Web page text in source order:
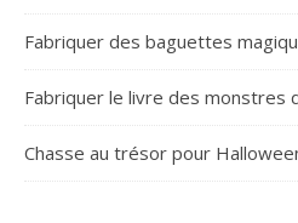
Fabriquer des baguettes
Fabriquer le livre des
Chasse au trésor pour